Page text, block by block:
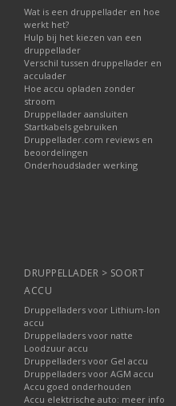
Wat is een druppellader en hoe
werkt het?
Hulp bij het kiezen van een
druppellader
Verschil tussen druppellader en
acculader
Hoe accu opladen zonder
stroom
Druppellader aansluiten
Startkabels gebruiken
Druppellader.com reviews en
beoordelingen
Onderhoudslader werking
DRUPPELLADER > SOORT
ACCU
Druppelladers voor Lithium-Ion
accu
Druppelladers voor natte
Loodzuur accu
Druppelladers voor Gel accu
Druppelladers voor AGM accu
Accu goed onderhouden
Accu elektrische auto: meer info